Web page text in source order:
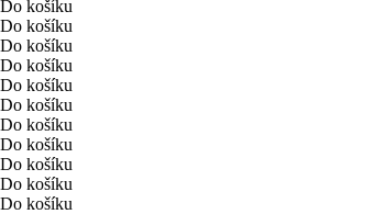
Do košíku
Do košíku
Do košíku
Do košíku
Do košíku
Do košíku
Do košíku
Do košíku
Do košíku
Do košíku
Do košíku